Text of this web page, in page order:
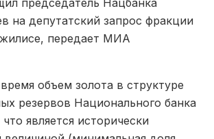
на депутатский запрос фракции
передает МИА
объем золота в структуре
резервов Национального банка
является исторически